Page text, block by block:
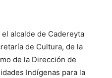
alcalde de Cadereyta
de Cultura, de la
de la Dirección de
Indígenas para la